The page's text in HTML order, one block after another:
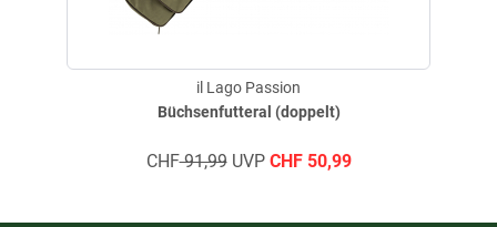
Büchsenfutteral (doppelt)
il Lago Passion
CHF91,99UVP CHF50,99